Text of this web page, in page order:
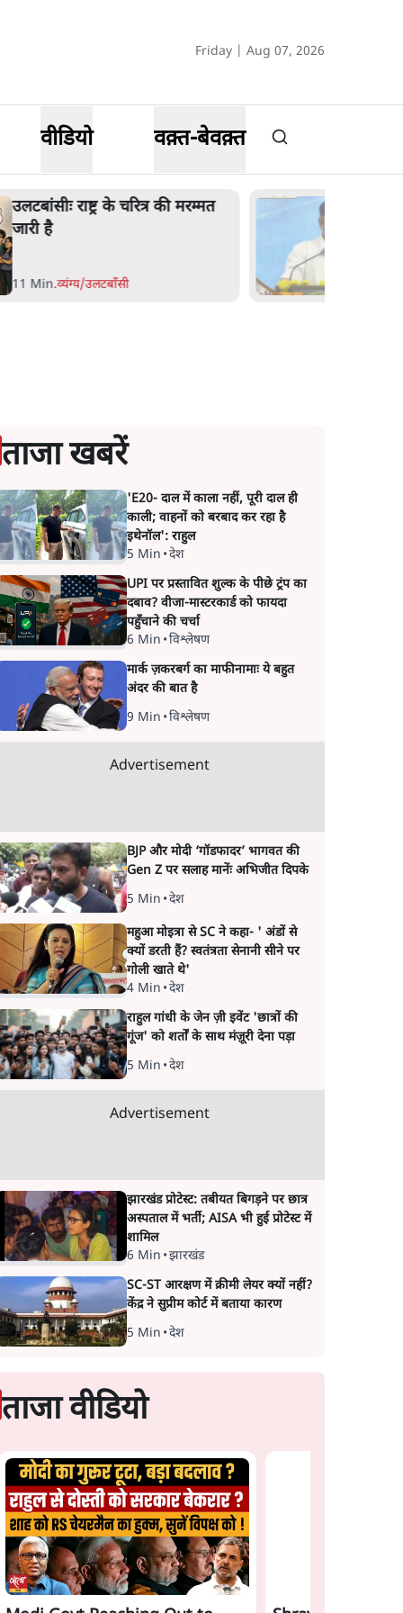
Friday | Aug 07, 2026
वीडियो वक़्त-बेवक़्त
उलटबांसीः राष्ट्र के चरित्र की मरम्मत
जारी है
11 Min.व्यंग्य/उलटबाँसी
ताजा खबरें
'E20- दाल में काला नहीं, पूरी दाल ही
काली; वाहनों को बरबाद कर रहा है
इथेनॉल': राहुल
5 Min •देश
UPI पर प्रस्तावित शुल्क के पीछे ट्रंप का
दबाव? वीजा-मास्टरकार्ड को फायदा
पहुँचाने की चर्चा
6 Min •विश्लेषण
मार्क ज़करबर्ग का माफीनामाः ये बहुत
अंदर की बात है
9 Min •विश्लेषण
Advertisement
BJP और मोदी ‘गॉडफादर’ भागवत की
Gen Z पर सलाह मानेंः अभिजीत दिपके
5 Min •देश
महुआ मोइत्रा से SC ने कहा- ' अंडों से
क्यों डरती हैं? स्वतंत्रता सेनानी सीने पर
गोली खाते थे'
4 Min •देश
राहुल गांधी के जेन ज़ी इवेंट 'छात्रों की
गूंज' को शर्तों के साथ मंज़ूरी देना पड़ा
5 Min •देश
Advertisement
झारखंड प्रोटेस्ट: तबीयत बिगड़ने पर छात्र
अस्पताल में भर्ती; AISA भी हुई प्रोटेस्ट में
शामिल
6 Min •झारखंड
SC-ST आरक्षण में क्रीमी लेयर क्यों नहीं?
केंद्र ने सुप्रीम कोर्ट में बताया कारण
5 Min •देश
ताजा वीडियो